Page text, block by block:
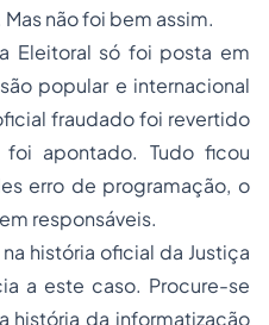
não foi bem assim.
Eleitoral só foi posta em
popular e internacional
fraudado foi revertido
foi apontado. Tudo ficou
erro de programação, o
responsáveis.
história oficial da Justiça
a este caso. Procure-se
história da informatização